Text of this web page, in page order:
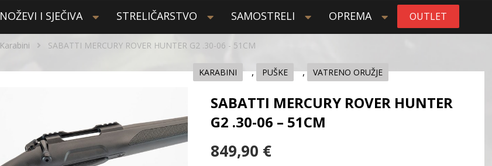
NOŽEVI I SJEČIVA STRELIČARSTVO SAMOSTRELI OPREMA OUTLET
Karabini SABATTI MERCURY ROVER HUNTER G2 .30-06 - 51CM
KARABINI , PUŠKE , VATRENO ORUŽJE
SABATTI MERCURY ROVER HUNTER
G2 .30-06 – 51CM
849,90 €